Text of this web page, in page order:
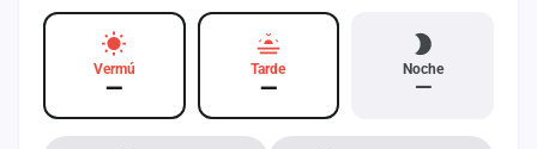
Vermú
—
Tarde
—
Noche
—